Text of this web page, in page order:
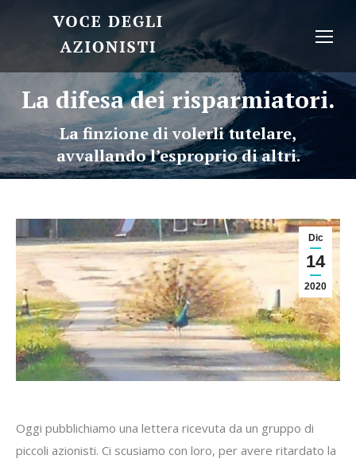
La difesa dei risparmiatori.
La finzione di volerli tutelare,
avvallando l’esproprio di altri.
Dic
14
2020
Oggi pubblichiamo una lettera ricevuta da un gruppo di
piccoli azionisti. Ci scusiamo con loro, per avere ritardato la